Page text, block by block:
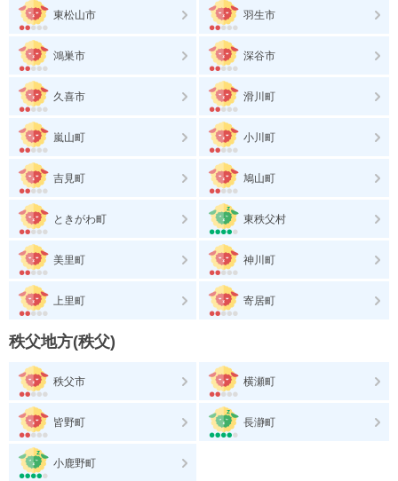
東松山市 羽生市
鴻巣市 深谷市
久喜市 滑川町
嵐山町 小川町
吉見町 鳩山町
ときがわ町 東秩父村
美里町 神川町
上里町 寄居町
秩父地方(秩父)
秩父市 横瀬町
皆野町 長瀞町
小鹿野町